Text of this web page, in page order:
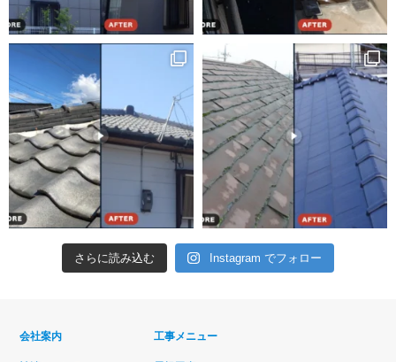
さらに読み込む Instagram でフォロー
会社案内 工事メニュー